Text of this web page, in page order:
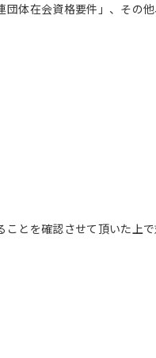
体在会資格要件」、その
とを確認させて頂いた上